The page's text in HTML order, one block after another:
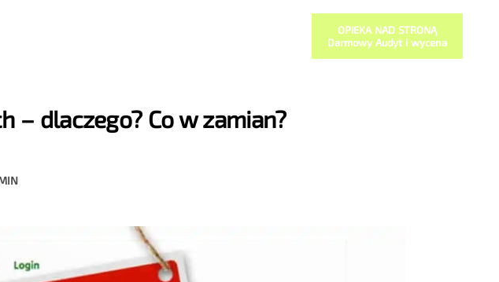
OPIEKA NAD STRONĄ
Darmowy Audyt i wycena
– dlaczego? Co w zamian?